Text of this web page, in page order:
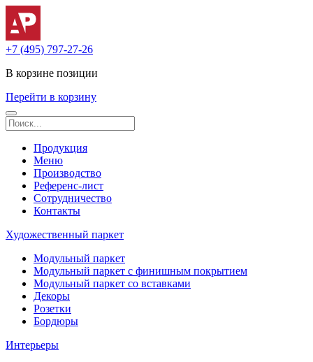
+7 (495) 797-27-26
В корзине позиции
Перейти в корзину
Продукция
Меню
Производство
Референс-лист
Сотрудничество
Контакты
Художественный паркет
Модульный паркет
Модульный паркет с финишным покрытием
Модульный паркет со вставками
Декоры
Розетки
Бордюры
Интерьеры